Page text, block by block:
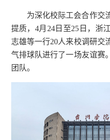
为深化校际工会合作交
提质，4月24日至25日，浙
志雄等一行20人来校调研交
气排球队进行了一场友谊赛
团队。